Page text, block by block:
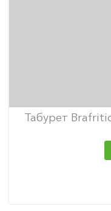
Табурет